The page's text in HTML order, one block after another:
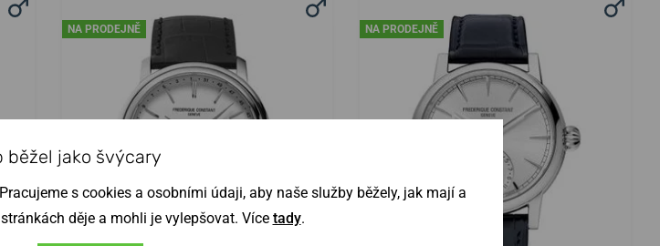
NA PRODEJNĚ NA PRODEJNĚ
běžel jako švýcary
s cookies a osobními údaji, aby naše služby běžely, jak mají a
děje a mohli je vylepšovat. Více tady.